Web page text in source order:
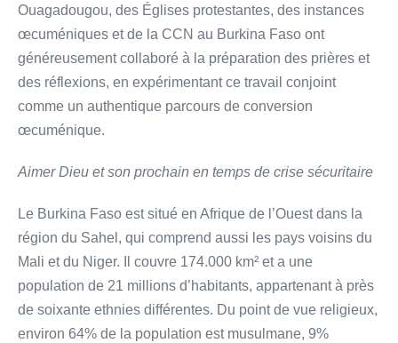
Ouagadougou, des Églises protestantes, des instances
œcuméniques et de la CCN au Burkina Faso ont
généreusement collaboré à la préparation des prières et
des réflexions, en expérimentant ce travail conjoint
comme un authentique parcours de conversion
œcuménique.
Aimer Dieu et son prochain en temps de crise sécuritaire
Le Burkina Faso est situé en Afrique de l’Ouest dans la
région du Sahel, qui comprend aussi les pays voisins du
Mali et du Niger. Il couvre 174.000 km² et a une
population de 21 millions d’habitants, appartenant à près
de soixante ethnies différentes. Du point de vue religieux,
environ 64% de la population est musulmane, 9%